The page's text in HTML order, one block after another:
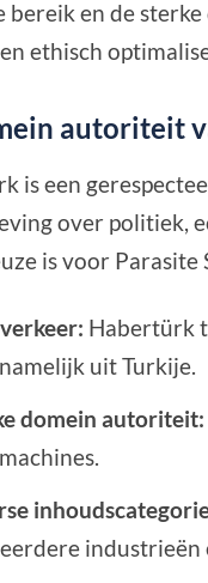
bereik en de
ethisch
autoriteit
is een
over politiek,
is voor Parasite
Habertürk
uit Turkije.
domein autoriteit:
industrieën